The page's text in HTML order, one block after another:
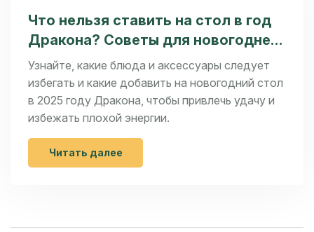
Что нельзя ставить на стол в год
Дракона? Советы для новогоднего
стола 2025
Узнайте, какие блюда и аксессуары следует
избегать и какие добавить на новогодний стол
в 2025 году Дракона, чтобы привлечь удачу и
избежать плохой энергии.
Читать далее